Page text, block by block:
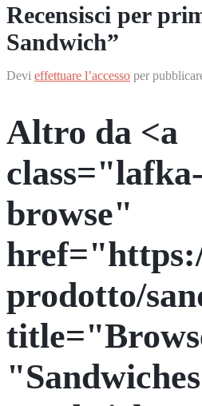
Recensisci per
Sandwich”
Devi effettuare l’accesso per
Altro da <a
browse"
prodotto/